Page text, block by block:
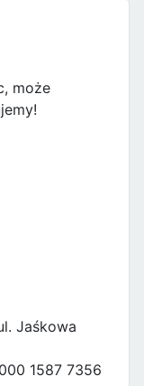
może
Jaśkowa
1587 7356